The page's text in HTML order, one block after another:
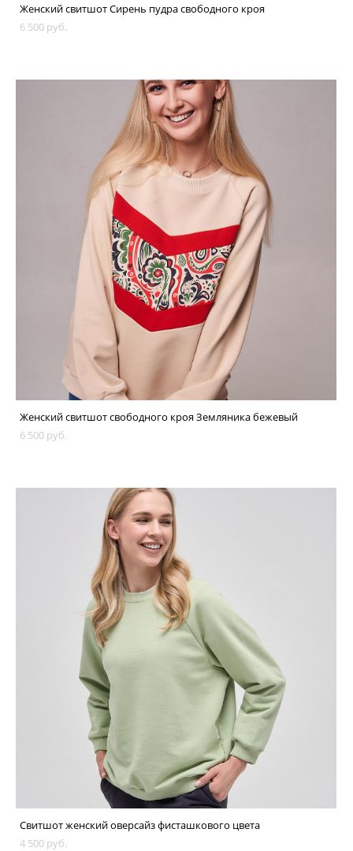
Женский свитшот Сирень пудра свободного кроя
6 500 pуб.
Женский свитшот свободного кроя Земляника бежевый
6 500 pуб.
Свитшот женский оверсайз фисташкового цвета
4 500 pуб.